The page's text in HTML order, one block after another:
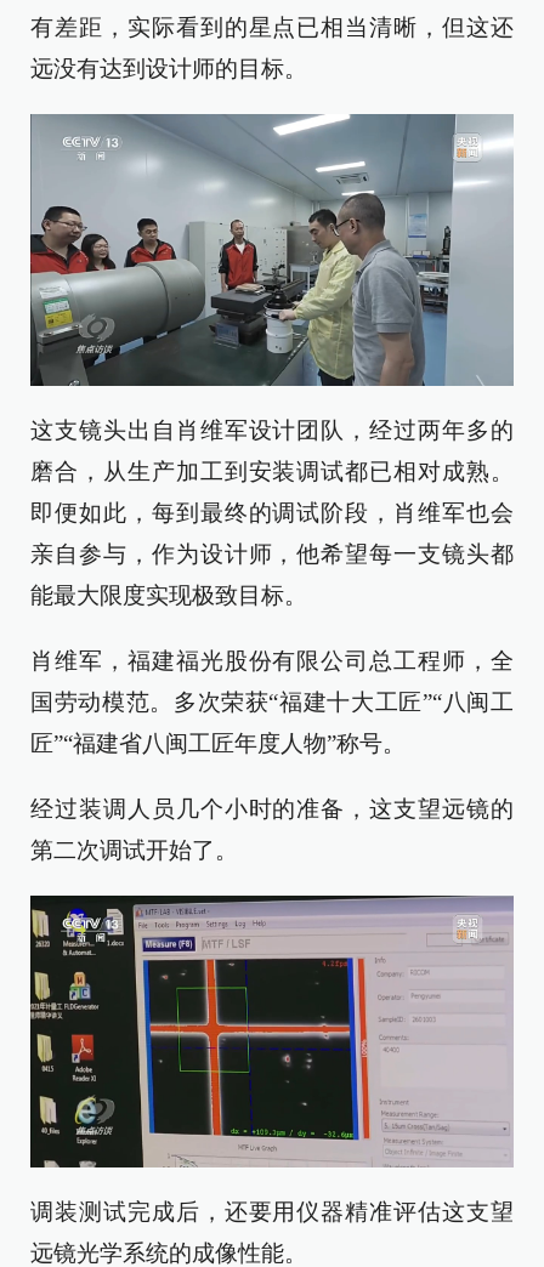
有差距，实际看到的星点已相当清晰，但这还
远没有达到设计师的目标。
这支镜头出自肖维军设计团队，经过两年多的
磨合，从生产加工到安装调试都已相对成熟。
即便如此，每到最终的调试阶段，肖维军也会
亲自参与，作为设计师，他希望每一支镜头都
能最大限度实现极致目标。
肖维军，福建福光股份有限公司总工程师，全
国劳动模范。多次荣获“福建十大工匠”“八闽工
匠”“福建省八闽工匠年度人物”称号。
经过装调人员几个小时的准备，这支望远镜的
第二次调试开始了。
调装测试完成后，还要用仪器精准评估这支望
远镜光学系统的成像性能。